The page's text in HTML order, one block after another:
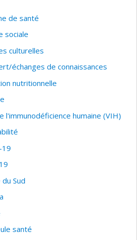
de santé
sociale
culturelles
échanges de connaissances
nutritionnelle
l'immunodéficience humaine (VIH)
19
Sud
santé